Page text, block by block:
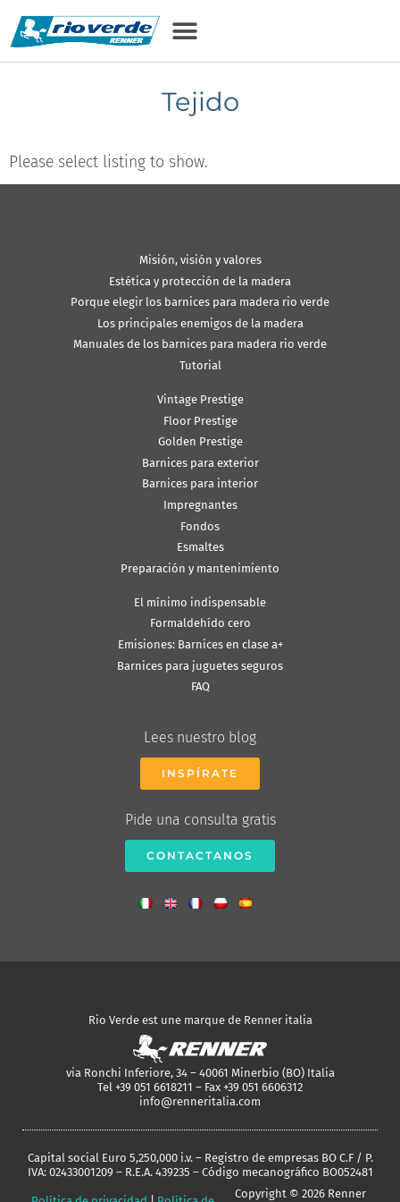
Tejido
Please select listing to show.
Misión, visión y valores
Estética y protección de la madera
Porque elegir los barnices para madera rio verde
Los principales enemigos de la madera
Manuales de los barnices para madera rio verde
Tutorial
Vintage Prestige
Floor Prestige
Golden Prestige
Barnices para exterior
Barnices para interior
Impregnantes
Fondos
Esmaltes
Preparación y mantenimiento
El mínimo indispensable
Formaldehído cero
Emisiones: Barnices en clase a+
Barnices para juguetes seguros
FAQ
Lees nuestro blog
INSPÍRATE
Pide una consulta gratis
CONTACTANOS
Rio Verde est une marque de Renner italia
via Ronchi Inferiore, 34 – 40061 Minerbio (BO) Italia
Tel +39 051 6618211 – Fax +39 051 6606312
info@renneritalia.com
Capital social Euro 5,250,000 i.v. – Registro de empresas BO C.F / P.
IVA: 02433001209 – R.E.A. 439235 – Código mecanográfico BO052481
Copyright © 2026 Renner